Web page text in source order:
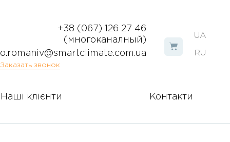
UA
RU
+38 (067) 126 27 46
(многоканалный)
o.romaniv@smartclimate.com.ua
Заказать звонок
Наші клієнти Контакти